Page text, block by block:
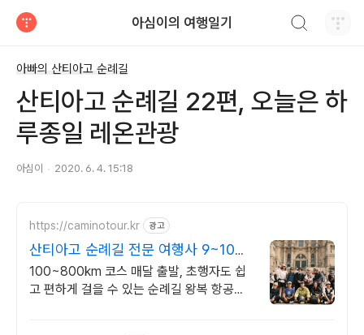
아심이의 여행일기
아빠의 산티아고 순례길
산티아고 순례길 22편, 오늘은 하
루종일 레온관광
아심이 2020. 6. 4. 15:18
https://caminotour.kr 광고
산티아고 순례길 전문 여행사 9~10월
가을일정 마감임박
100~800km 코스 매달 출발, 초행자도 쉽
고 편하게 걸을 수 있는 순례길 왕복 항공권